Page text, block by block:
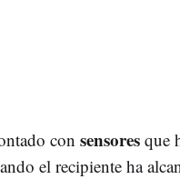
con sensoresque
el recipiente ha